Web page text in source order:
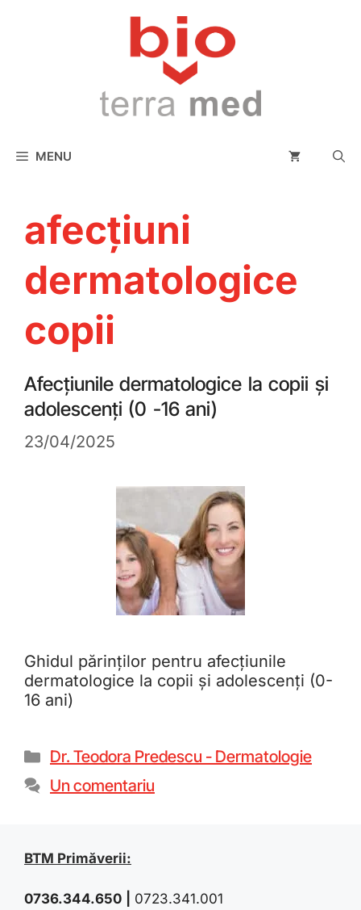
MENU
afecțiuni
dermatologice
copii
Afecțiunile dermatologice la copii și
adolescenți (0 -16 ani)
23/04/2025
Ghidul părinților pentru afecțiunile
dermatologice la copii și adolescenți (0-
16 ani)
Dr. Teodora Predescu - Dermatologie
Un comentariu
BTM Primăverii:
0736.344.650 0723.341.001